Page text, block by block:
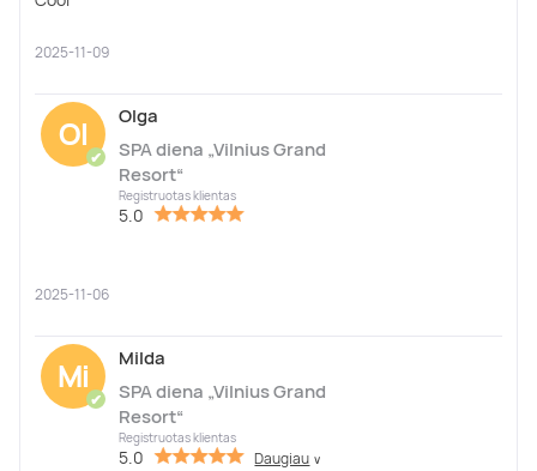
2025-11-09
Ol
✔
Olga
SPA diena „Vilnius Grand
Resort“
Registruotas klientas
5.0
2025-11-06
Mi
✔
Milda
SPA diena „Vilnius Grand
Resort“
Registruotas klientas
5.0 Daugiau ∨